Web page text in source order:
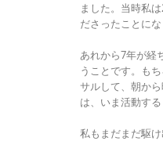
ました。当時私
ださったことにな
あれから7年が経
うことです。も
サルして、朝か
は、いま活動す
私もまだまだ駆